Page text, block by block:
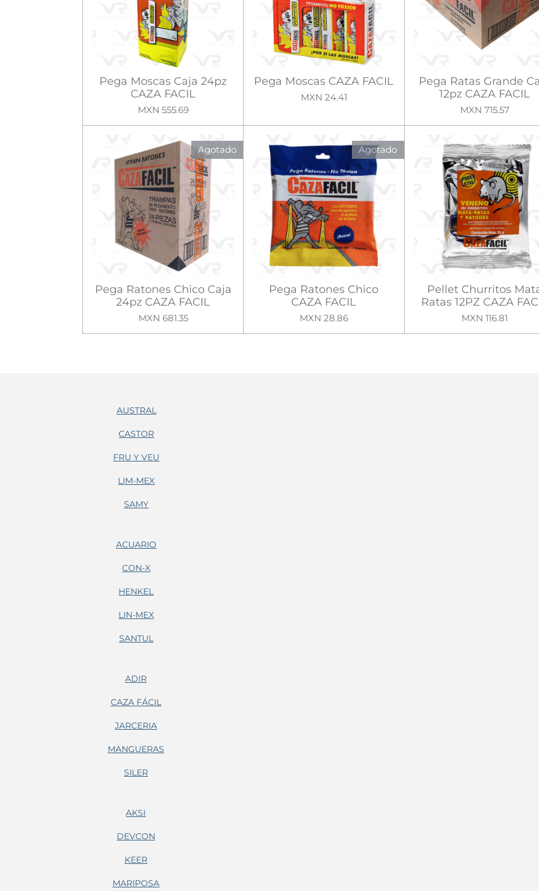
Pega Moscas Caja 24pz
CAZA FACIL
MXN 555.69
Pega Moscas CAZA FACIL
MXN 24.41
Pega Ratas Grande
12pz CAZA FACIL
MXN 715.57
Agotado
Pega Ratones Chico Caja
24pz CAZA FACIL
MXN 681.35
Agotado
Pega Ratones Chico
CAZA FACIL
MXN 28.86
Pellet Churritos
Ratas 12PZ CAZA
MXN 116.81
AUSTRAL
CASTOR
FRU Y VEU
LIM-MEX
SAMY
ACUARIO
CON-X
HENKEL
LIN-MEX
SANTUL
ADIR
CAZA FÁCIL
JARCERIA
MANGUERAS
SILER
AKSI
DEVCON
KEER
MARIPOSA